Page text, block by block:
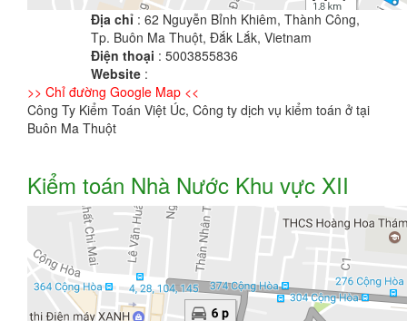
Địa chỉ : 62 Nguyễn Bỉnh Khiêm, Thành Công,
Tp. Buôn Ma Thuột, Đắk Lắk, Vietnam
Điện thoại : 5003855836
Website :
>> Chỉ đường Google Map <<
Công Ty Kiểm Toán Việt Úc, Công ty dịch vụ kiểm toán ở tại
Buôn Ma Thuột
Kiểm toán Nhà Nước Khu vực XII